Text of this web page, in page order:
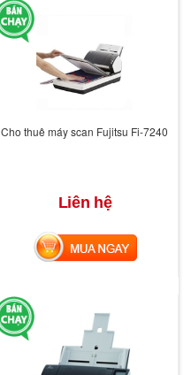
Cho thuê máy scan Fujitsu Fi-7240
Liên hệ
MUA NGAY